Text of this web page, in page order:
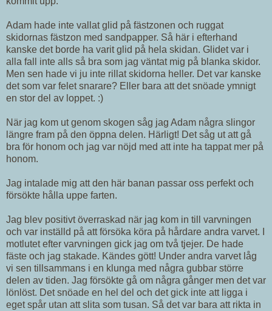
Adam hade inte vallat glid på fästzonen och ruggat
skidornas fästzon med sandpapper. Så här i efterhand
kanske det borde ha varit glid på hela skidan. Glidet var i
alla fall inte alls så bra som jag väntat mig på blanka skidor.
Men sen hade vi ju inte rillat skidorna heller. Det var kanske
det som var felet snarare? Eller bara att det snöade ymnigt
en stor del av loppet. :)
När jag kom ut genom skogen såg jag Adam några slingor
längre fram på den öppna delen. Härligt! Det såg ut att gå
bra för honom och jag var nöjd med att inte ha tappat mer på
honom.
Jag intalade mig att den här banan passar oss perfekt och
försökte hålla uppe farten.
Jag blev positivt överraskad när jag kom in till varvningen
och var inställd på att försöka köra på hårdare andra varvet. I
motlutet efter varvningen gick jag om två tjejer. De hade
fäste och jag stakade. Kändes gött! Under andra varvet låg
vi sen tillsammans i en klunga med några gubbar större
delen av tiden. Jag försökte gå om några gånger men det var
lönlöst. Det snöade en hel del och det gick inte att ligga i
eget spår utan att slita som tusan. Så det var bara att rikta in